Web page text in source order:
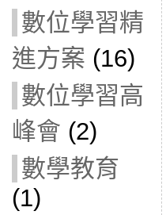
數位學習精
進方案 (16)
數位學習高
峰會 (2)
數學教育
(1)